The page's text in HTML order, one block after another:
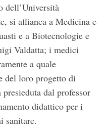
dell’Università
si affianca a Medicina e
e a Biotecnologie e
Valdatta; i medici
a quale
del loro progetto di
dal professor
didattico per i
sanitare.